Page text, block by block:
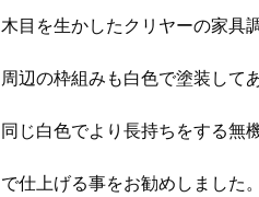
木目を生かしたクリヤーの家具
周辺の枠組みも白色で塗装して
同じ白色でより長持ちをする無
で仕上げる事をお勧めしました。